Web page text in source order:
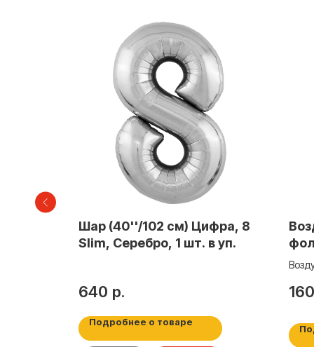
Шар (40''/102 см) Цифра, 8
Slim, Серебро, 1 шт. в уп.
640 р.
Подробнее о товаре
160